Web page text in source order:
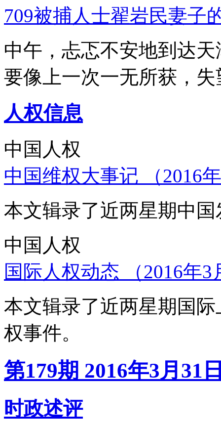
709被捕人士翟岩民妻子
中午，忐忑不安地到达
要像上一次一无所获，
人权信息
中国人权
中国维权大事记 （2016
本文辑录了近两星期中
中国人权
国际人权动态 （2016年
本文辑录了近两星期国
权事件。
第179期 2016年3月31
时政述评